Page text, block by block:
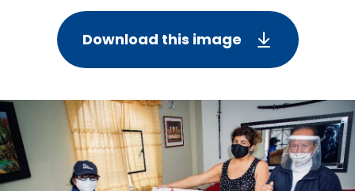
Download this image